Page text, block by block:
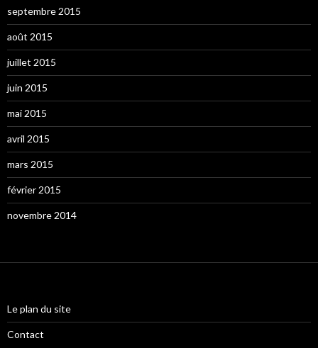
septembre 2015
août 2015
juillet 2015
juin 2015
mai 2015
avril 2015
mars 2015
février 2015
novembre 2014
Le plan du site
Contact